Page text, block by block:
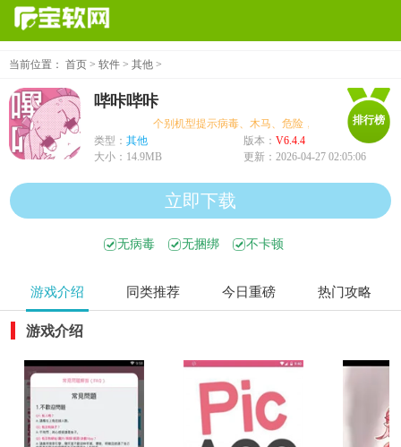
当前位置： 首页 > 软件 > 其他 >
排行榜
哔咔哔咔
个别机型提示病毒、木马、危险，均为误报可放心下载
类型： 其他 版本： V6.4.4
大小： 14.9MB 更新： 2026-04-27 02:05:06
立即下载
无病毒 无捆绑 不卡顿
游戏介绍 同类推荐 今日重磅 热门攻略
游戏介绍